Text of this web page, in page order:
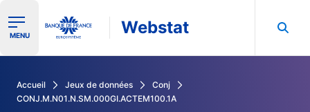
Ouvrir le menu de navigation
MENU Webstat
Accueil Jeux de données
Conj
CONJ.M.N01.N.SM.000GI.ACTEM100.1A